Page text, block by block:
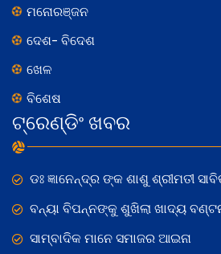
ମନୋରଞ୍ଜନ
ଦେଶ- ବିଦେଶ
ଖେଳ
ବିଶେଷ
ଟ୍ରେଣ୍ଡିଂ ଖବର
ଡଃ ଜ୍ଞାନେନ୍ଦ୍ର ଙ୍କ ଶାଶୁ ଶ୍ରୀମତୀ
ବନ୍ୟା ବିପନ୍ନଙ୍କୁ ଶୁଖିଲା ଖାଦ୍ୟ
ସାମ୍ବାଦିକ ମାନେ ସମାଜର ଆଇନା